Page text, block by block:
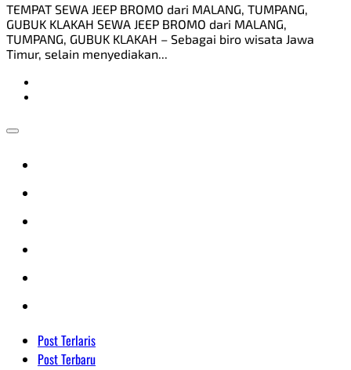
TEMPAT SEWA JEEP BROMO dari MALANG, TUMPANG,
GUBUK KLAKAH SEWA JEEP BROMO dari MALANG,
TUMPANG, GUBUK KLAKAH – Sebagai biro wisata Jawa
Timur, selain menyediakan...
Post Terlaris
Post Terbaru